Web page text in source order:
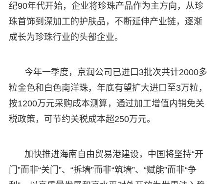
纪90年代开始，企业将珍珠产品作为主方向，从珍
珠首饰到深加工的护肤品，不断延伸产业链，逐渐
成长为珍珠行业的头部企业。
今年一季度，京润公司已进口3批次共计2000多
粒金色和白色南洋珠，年底有望扩大进口至3万粒，
按1200万元采购成本测算，通过加工增值内销免关
税政策，可节约关税成本超250万元。
加快推进海南自由贸易港建设，中国将坚持“开
门”而非“关门”、“拆墙”而非“筑墙”、“赋能”而非“争